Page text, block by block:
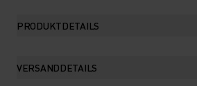
PRODUKTDETAILS
VERSANDDETAILS